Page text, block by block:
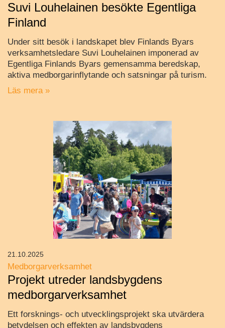
Suvi Louhelainen besökte Egentliga
Finland
Under sitt besök i landskapet blev Finlands Byars
verksamhetsledare Suvi Louhelainen imponerad av
Egentliga Finlands Byars gemensamma beredskap,
aktiva medborgarinflytande och satsningar på turism.
Läs mera »
Medborgarverksamhet
Projekt utreder landsbygdens
medborgarverksamhet
Ett forsknings- och utvecklingsprojekt ska utvärdera
betydelsen och effekten av landsbygdens
21.10.2025